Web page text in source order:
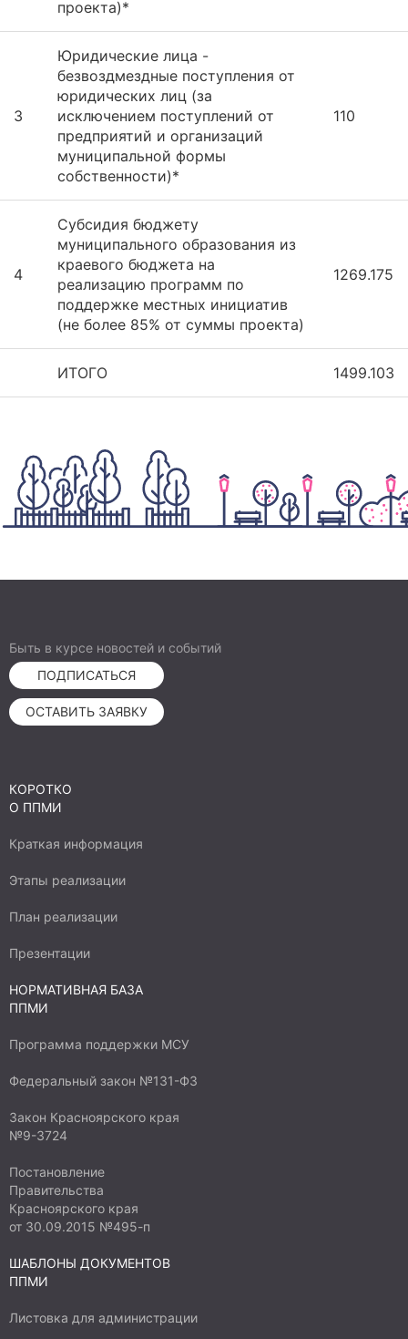
проекта)*
3
Юридические лица -
безвоздмездные поступления от
юридических лиц (за
исключением поступлений от
предприятий и организаций
муниципальной формы
собственности)*
110
4
Субсидия бюджету
муниципального образования из
краевого бюджета на
реализацию программ по
поддержке местных инициатив
(не более 85% от суммы проекта)
1269.175
ИТОГО 1499.103
Быть в курсе новостей и событий
ПОДПИСАТЬСЯ
ОСТАВИТЬ ЗАЯВКУ
КОРОТКО
О ППМИ
Краткая информация
Этапы реализации
План реализации
Презентации
НОРМАТИВНАЯ БАЗА
ППМИ
Программа поддержки МСУ
Федеральный закон №131-ФЗ
Закон Красноярского края
№9-3724
Постановление
Правительства
Красноярского края
от 30.09.2015 №495-п
ШАБЛОНЫ ДОКУМЕНТОВ
ППМИ
Листовка для администрации